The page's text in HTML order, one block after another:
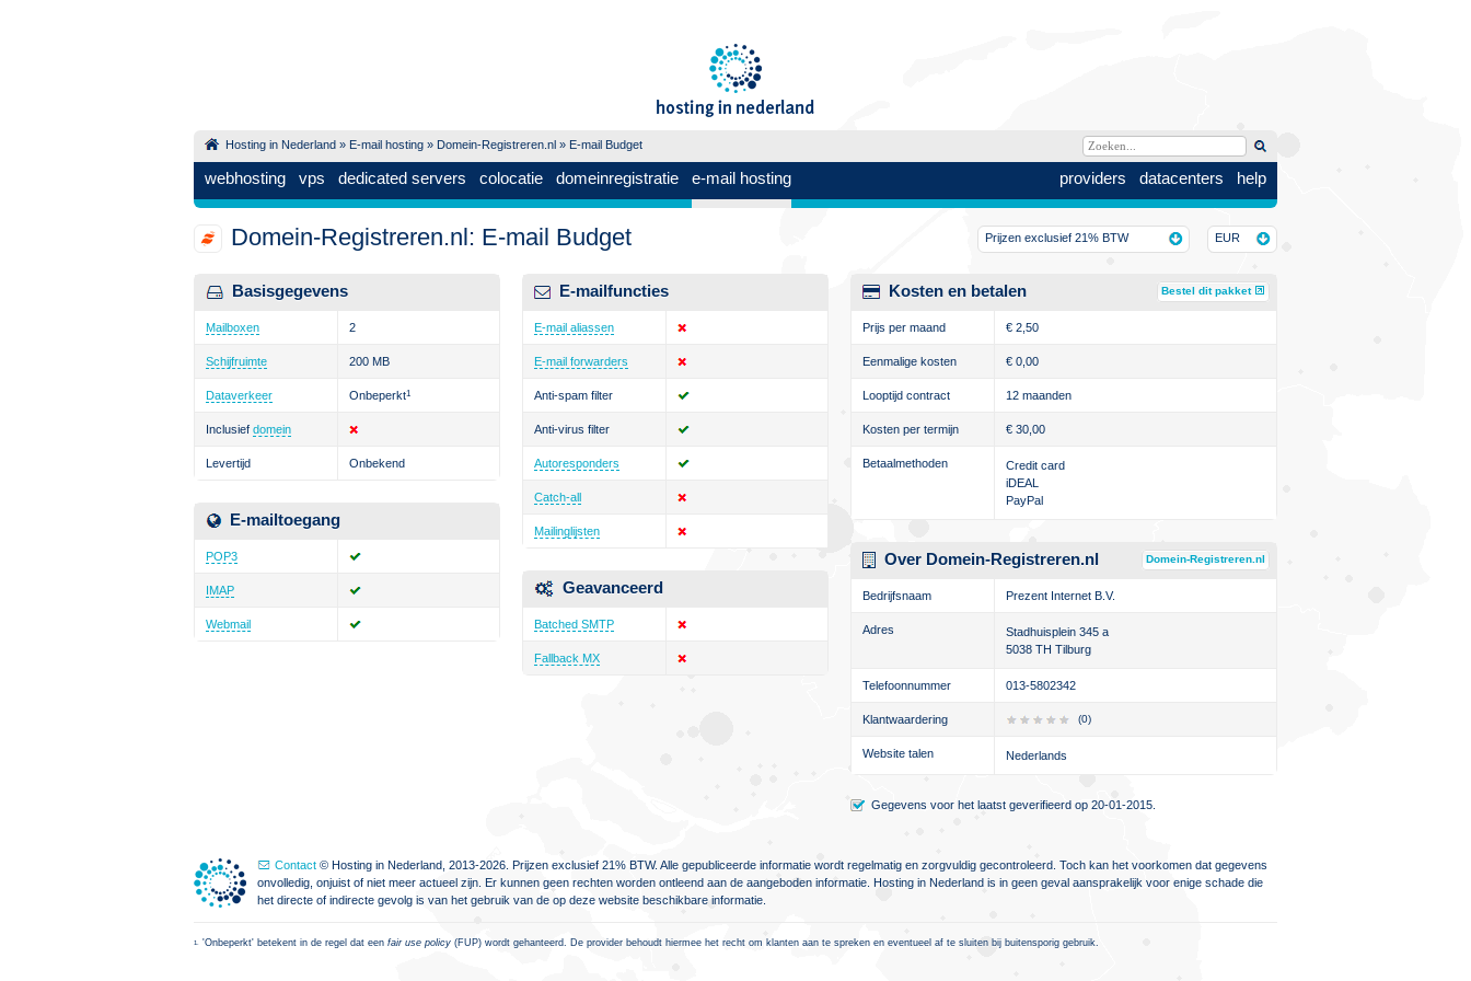
Hosting in Nederland » E-mail hosting » Domein-Registreren.nl » E-mail Budget
providers datacenters help
webhosting vps dedicated servers colocatie domeinregistratie e-mail hosting
EUR
Prijzen exclusief 21% BTW
Domein-Registreren.nl: E-mail Budget
Basisgegevens
Mailboxen 2
Schijfruimte 200 MB
Dataverkeer Onbeperkt1
Inclusief domein
Levertijd Onbekend
E-mailtoegang
POP3
IMAP
Webmail
E-mailfuncties
E-mail aliassen
E-mail forwarders
Anti-spam filter
Anti-virus filter
Autoresponders
Catch-all
Mailinglijsten
Geavanceerd
Batched SMTP
Fallback MX
Kosten en betalen Bestel dit pakket
Prijs per maand € 2,50
Eenmalige kosten € 0,00
Looptijd contract 12 maanden
Kosten per termijn € 30,00
Betaalmethoden
Credit card
iDEAL
PayPal
Over Domein-Registreren.nl Domein-Registreren.nl
Bedrijfsnaam Prezent Internet B.V.
Adres
Stadhuisplein 345 a
5038 TH Tilburg
Telefoonnummer 013-5802342
Klantwaardering (0)
Website talen Nederlands
Gegevens voor het laatst geverifieerd op 20-01-2015.
Contact © Hosting in Nederland, 2013-2026. Prijzen exclusief 21% BTW. Alle gepubliceerde informatie wordt regelmatig en zorgvuldig gecontroleerd. Toch kan het voorkomen dat gegevens
onvolledig, onjuist of niet meer actueel zijn. Er kunnen geen rechten worden ontleend aan de aangeboden informatie. Hosting in Nederland is in geen geval aansprakelijk voor enige schade die
het directe of indirecte gevolg is van het gebruik van de op deze website beschikbare informatie.
1. 'Onbeperkt' betekent in de regel dat een fair use policy (FUP) wordt gehanteerd. De provider behoudt hiermee het recht om klanten aan te spreken en eventueel af te sluiten bij buitensporig gebruik.